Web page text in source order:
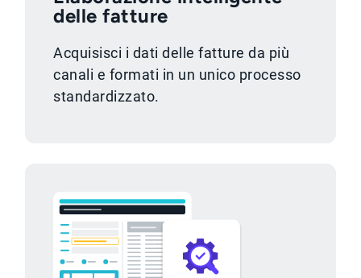
delle fatture
Acquisisci i dati delle fatture da più
canali e formati in un unico processo
standardizzato.